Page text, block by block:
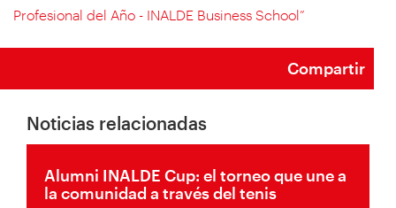
Profesional del Año - INALDE Business School”
Compartir
Noticias relacionadas
Alumni INALDE Cup: el torneo que une a
la comunidad a través del tenis